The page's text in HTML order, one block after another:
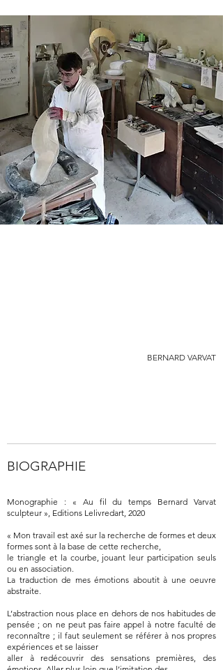
BERNARD VARVAT
BIOGRAPHIE
Monographie : « Au fil du temps Bernard Varvat
sculpteur », Editions Lelivredart, 2020
« Mon travail est axé sur la recherche de formes et deux
formes sont à la base de cette recherche,
le triangle et la courbe, jouant leur participation seuls
ou en association.
La traduction de mes émotions aboutit à une oeuvre
abstraite.
L’abstraction nous place en dehors de nos habitudes de
pensée ; on ne peut pas faire appel à notre faculté de
reconnaître ; il faut seulement se référer à nos propres
expériences et se laisser
aller à redécouvrir des sensations premières, des